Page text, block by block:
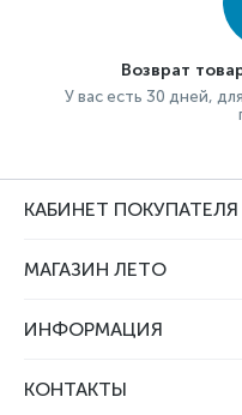
Возврат
У вас есть 30 дней,
КАБИНЕТ ПОКУПАТЕЛЯ
МАГАЗИН ЛЕТО
ИНФОРМАЦИЯ
КОНТАКТЫ